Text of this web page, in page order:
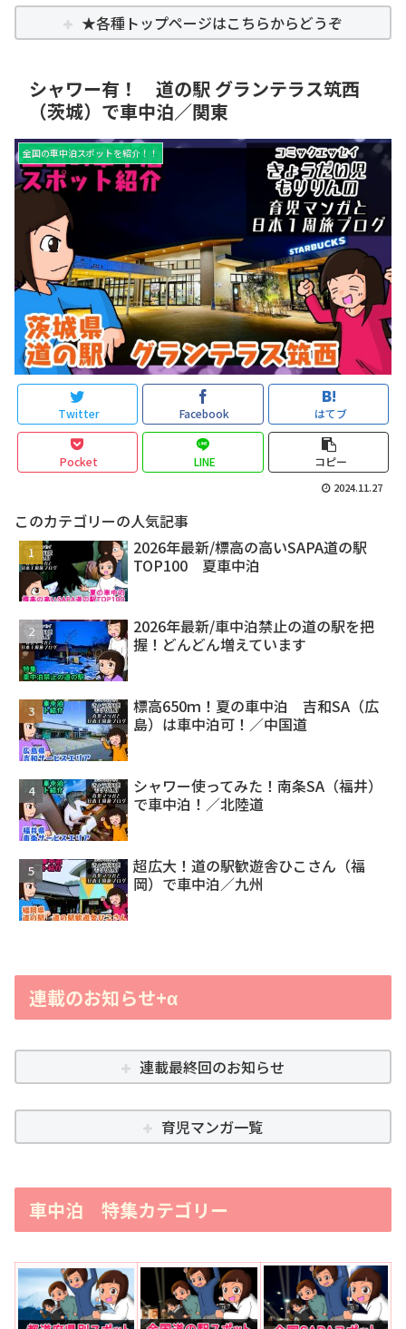
★各種トップページはこちらからどうぞ
シャワー有！ 道の駅 グランテラス筑西
（茨城）で車中泊／関東
全国の車中泊スポットを紹介！！
Twitter Facebook はてブ
Pocket LINE コピー
2024.11.27
このカテゴリーの人気記事
2026年最新/標高の高いSAPA道の駅
TOP100 夏車中泊
2026年最新/車中泊禁止の道の駅を把
握！どんどん増えています
標高650ｍ！夏の車中泊 吉和SA（広
島）は車中泊可！／中国道
シャワー使ってみた！南条SA（福井）
で車中泊！／北陸道
超広大！道の駅歓遊舎ひこさん（福
岡）で車中泊／九州
連載のお知らせ+α
連載最終回のお知らせ
育児マンガ一覧
車中泊 特集カテゴリー